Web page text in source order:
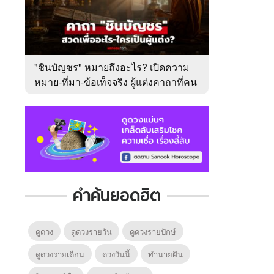
"ชินบัญชร" หมายถึงอะไร? เปิดความ
หมาย-ที่มา-ข้อเท็จจริง ผู้แต่งคาถาที่คน
คำค้นยอดฮิต
ดูดวง ดูดวงรายวัน
ดูดวงรายปักษ์
ดูดวงรายเดือน
ดวงวันนี้
ทํานายฝัน